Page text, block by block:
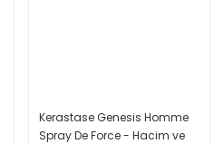
Kerastase Genesis Homme
Spray De Force - Hacim ve